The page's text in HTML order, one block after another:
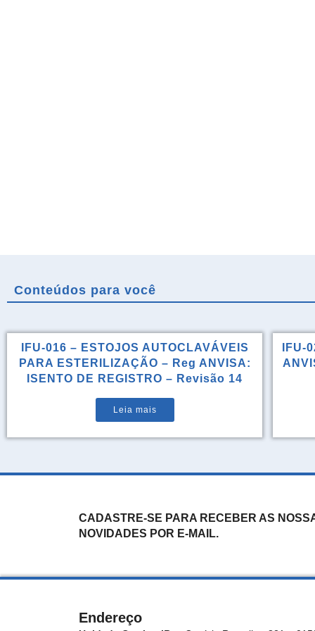
Conteúdos para você
IFU-016 – ESTOJOS AUTOCLAVÁVEIS
PARA ESTERILIZAÇÃO – Reg ANVISA:
ISENTO DE REGISTRO – Revisão 14
Leia mais
IFU-
CADASTRE-SE PARA RECEBER AS
NOVIDADES POR E-MAIL.
Endereço